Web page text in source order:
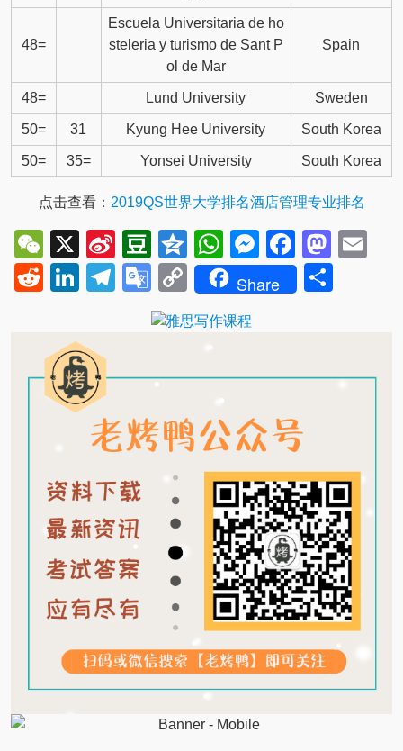
48=
Escuela Universitaria de ho
steleria y turismo de Sant P
ol de Mar
Spain
48= Lund University Sweden
50= 31 Kyung Hee University South Korea
50= 35= Yonsei University South Korea
点击查看： 2019QS世界大学排名酒店管理专业排名
WeChat
X Sina
Weibo
Douban
Qzone
WhatsApp
Messenger
Reddit
LinkedIn
Telegram
Google
Translate
Copy
Link
Share